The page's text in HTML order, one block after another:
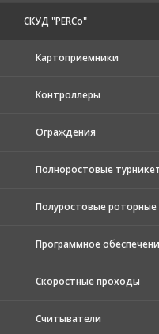
СКУД "PERCo"
Картоприемники
Контроллеры
Ограждения
Полноростовые
Полуростовые
Программное
Скоростные проходы
Считыватели